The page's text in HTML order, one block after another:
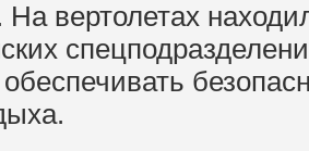
На вертолетах